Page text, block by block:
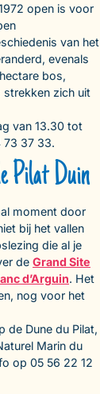
open is voor
van het
evenals
bos,
strekken zich uit
van 13.30 tot
73 37 33.
Pilat Duin
moment door
bij het vallen
die al je
de Grand Site
d’Arguin. Het
nog voor het
de Dune du Pilat,
Marin du
op 05 56 22 12